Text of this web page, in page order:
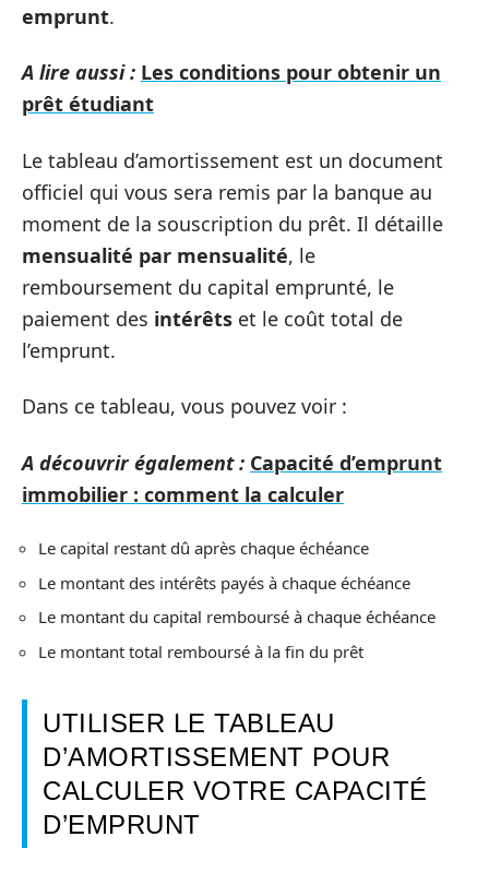
emprunt.
A lire aussi : Les conditions pour obtenir un
prêt étudiant
Le tableau d’amortissement est un document
officiel qui vous sera remis par la banque au
moment de la souscription du prêt. Il détaille
mensualité par mensualité, le
remboursement du capital emprunté, le
paiement des intérêts et le coût total de
l’emprunt.
Dans ce tableau, vous pouvez voir :
A découvrir également : Capacité d’emprunt
immobilier : comment la calculer
Le capital restant dû après chaque échéance
Le montant des intérêts payés à chaque échéance
Le montant du capital remboursé à chaque échéance
Le montant total remboursé à la fin du prêt
UTILISER LE TABLEAU
D’AMORTISSEMENT POUR
CALCULER VOTRE CAPACITÉ
D’EMPRUNT